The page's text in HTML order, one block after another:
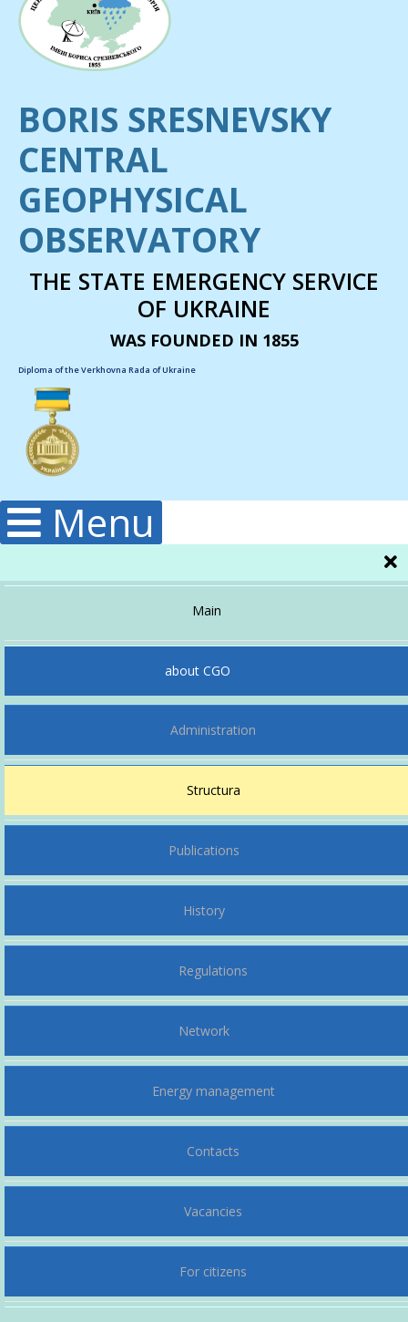
BORIS SRESNEVSKY
CENTRAL
GEOPHYSICAL
OBSERVATORY
THE STATE EMERGENCY SERVICE
OF UKRAINE
WAS FOUNDED IN 1855
Diploma of the Verkhovna Rada of Ukraine
Menu
Main
about CGO
Administration
Structura
Publications
History
Regulations
Network
Energy management
Contacts
Vacancies
For citizens